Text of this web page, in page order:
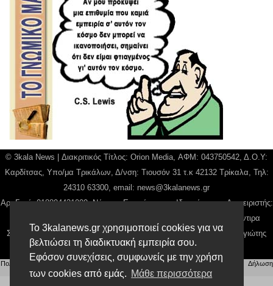
Το 3kalanews.gr χρησιμοποιεί cookies για να
βελτιώσει τη διαδικτυακή εμπειρία σου.
Εφόσον συνεχίσεις, συμφωνείς με την χρήση
των cookies από εμάς. Μάθε περισσότερα
© 3kala News | Διακριτικός Τίτλος: Orion Media, ΑΦΜ: 043750542, Δ.Ο.Υ:
Καρδίτσας, Υπο/μα Τρικάλων, Δ/νση: Τιουσόν 31 τ.κ 42132 Τρίκαλα, Τηλ:
24310 63300, email: news@3kalanews.gr
Αρ. Γεμή: 018804431000, Νόμιμος Εκπρόσωπος, Ιδιοκτήτης και Διαχειριστής:
Παναγιώτης Φιλίππου, Διευθύντρια: Γιαννουσά Βασιλική, Διευθύντιρα
Σύνταξης: Μπαλαμπάνη Βασιλική. Δικαιούχος domain name Παναγιώτης
Φιλίππου
Πολιτική απορρήτου Αίτηση Διαχείρισης Προσωπικών Δεδομένων |Όροι χρήσης
Δήλωση
Συμμόρφωσης